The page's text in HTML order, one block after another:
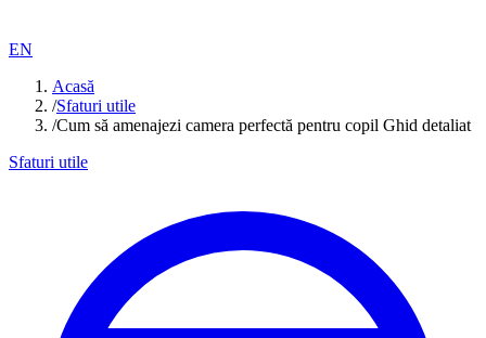
EN
Acasă
/Sfaturi utile
/Cum să amenajezi camera perfectă pentru copil Ghid detaliat
Sfaturi utile